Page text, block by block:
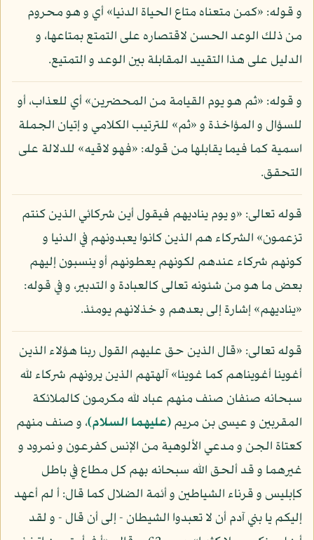
و قوله: «كمن متعناه متاع الحياة الدنيا» أي و هو محروم
من ذلك الوعد الحسن لاقتصاره على التمتع بمتاعها، و
الدليل على هذا التقييد المقابلة بين الوعد و التمتيع.
و قوله: «ثم هو يوم القيامة من المحضرين» أي للعذاب، أو
للسؤال و المؤاخذة و «ثم» للترتيب الكلامي و إتيان الجملة
اسمية كما فيما يقابلها من قوله: «فهو لاقيه» للدلالة على
التحقق.
قوله تعالى: «و يوم يناديهم فيقول أين شركائي الذين كنتم
تزعمون» الشركاء هم الذين كانوا يعبدونهم في الدنيا و
كونهم شركاء عندهم لكونهم يعطونهم أو ينسبون إليهم
بعض ما هو من شئونه تعالى كالعبادة و التدبير، و في قوله:
«يناديهم» إشارة إلى بعدهم و خذلانهم يومئذ.
قوله تعالى: «قال الذين حق عليهم القول ربنا هؤلاء الذين
أغوينا أغويناهم كما غوينا» آلهتهم الذين يرونهم شركاء لله
سبحانه صنفان صنف منهم عباد لله مكرمون كالملائكة
المقربين و عيسى بن مريم(عليهما السلام)، و صنف منهم
كعتاة الجن و مدعي الألوهية من الإنس كفرعون و نمرود و
غيرهما و قد ألحق الله سبحانه بهم كل مطاع في باطل
كإبليس و قرناء الشياطين و أئمة الضلال كما قال: أ لم أعهد
إليكم يا بني آدم أن لا تعبدوا الشيطان - إلى أن قال - و لقد